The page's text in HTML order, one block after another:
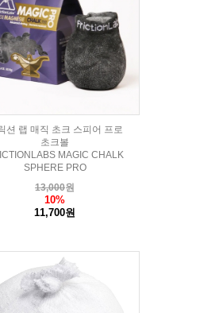
션 랩 매직 초크 스피어 프로
초크볼
MAGIC CHALK
SPHERE PRO
13,000원
10%
11,700원